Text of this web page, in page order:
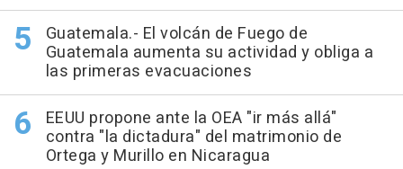
Guatemala.- El volcán de Fuego de
Guatemala aumenta su actividad y obliga a
las primeras evacuaciones
EEUU propone ante la OEA "ir más allá"
contra "la dictadura" del matrimonio de
Ortega y Murillo en Nicaragua